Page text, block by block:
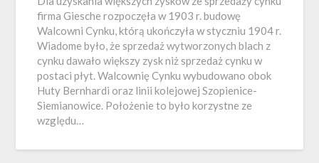
firma Giesche rozpoczęła w 1903 r. budowę
Walcowni Cynku, którą ukończyła w styczniu 1904 r.
Wiadome było, że sprzedaż wytworzonych blach z
cynku dawało większy zysk niż sprzedaż cynku w
postaci płyt. Walcownię Cynku wybudowano obok
Huty Bernhardi oraz linii kolejowej Szopienice­-
Siemianowice. Położenie to było korzystne ze
względu…